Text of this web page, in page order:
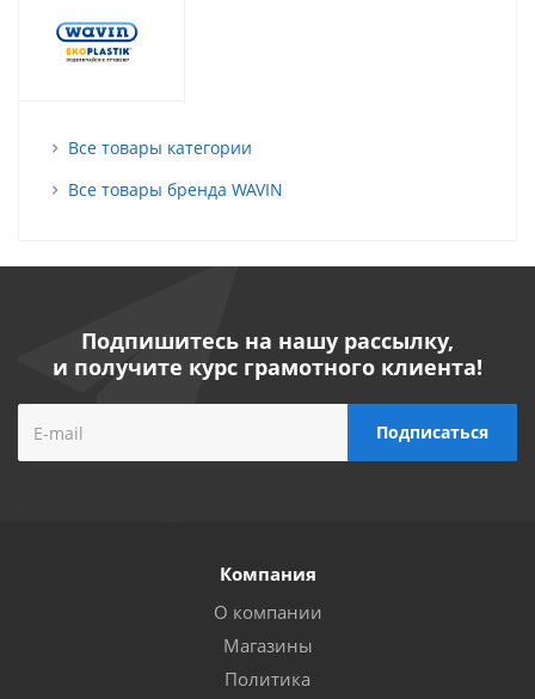
Все товары категории
Все товары бренда WAVIN
Подпишитесь на нашу рассылку,
и получите курс грамотного клиента!
Компания
О компании
Магазины
Политика